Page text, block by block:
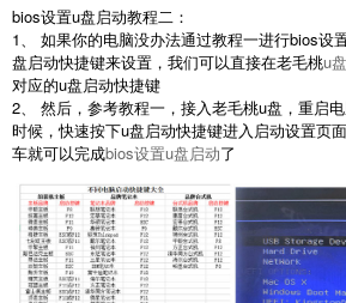
bios设置u盘启动教程二：
1、 如果你的电脑没办法通过教程一进行bios设
盘启动快捷键来设置，我们可以直接在老毛桃u
对应的u盘启动快捷键
2、 然后，参考教程一，接入老毛桃u盘，重启
时候，快速按下u盘启动快捷键进入启动设置页
车就可以完成bios设置u盘启动了